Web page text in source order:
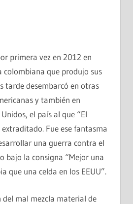
primera vez en 2012 en
colombiana que produjo sus
tarde desembarcó en otras
y también en
el país al que “El
Fue ese fantasma
una guerra contra el
bajo la consigna “Mejor una
que una celda en los EEUU”.
del mal mezcla material de